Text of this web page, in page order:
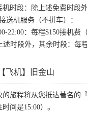
机时段：除上述免费时段
送机服务（不拼车）：
22:00：每程$150接机
述时段外，其余时段：每
飞机】旧金山
的旅程将从您抵达著名的
时间是15:00）。